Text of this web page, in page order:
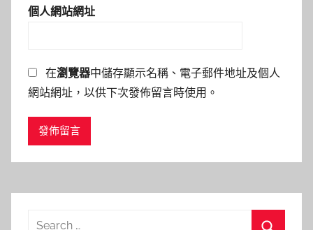
個人網站網址
在瀏覽器中儲存顯示名稱、電子郵件地址及個人
網站網址，以供下次發佈留言時使用。
Search